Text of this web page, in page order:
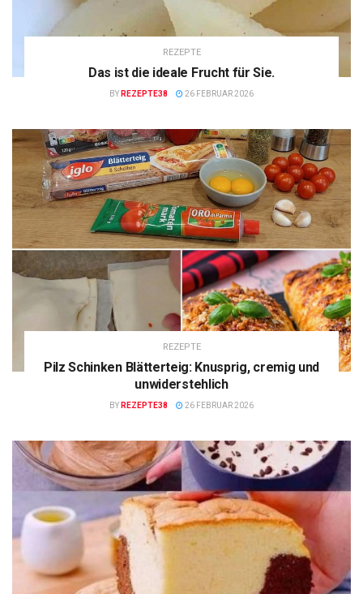
REZEPTE
Das ist die ideale Frucht für Sie.
BY REZEPTE38 26 FEBRUAR 2026
REZEPTE
Pilz Schinken Blätterteig: Knusprig, cremig und
unwiderstehlich
BY REZEPTE38 26 FEBRUAR 2026